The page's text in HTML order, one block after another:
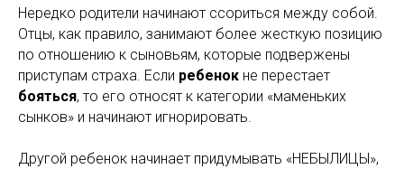
Нередко родители начинают ссориться между собой.
Отцы, как правило, занимают более жесткую позицию
по отношению к сыновьям, которые подвержены
приступам страха. Если ребенок не перестает
бояться, то его относят к категории «маменьких
сынков» и начинают игнорировать.
Другой ребенок начинает придумывать «НЕБЫЛИЦЫ»,